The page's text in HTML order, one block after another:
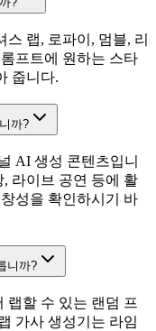
랩, 로파이, 멈블, 리
프트에 원하는 스타
줍니다.
까?
AI 생성 콘텐츠입니
라이브 공연 등에 활
성을 확인하시기 바
니까?
랩할 수 있는 랜덤 프
가사 생성기는 라임